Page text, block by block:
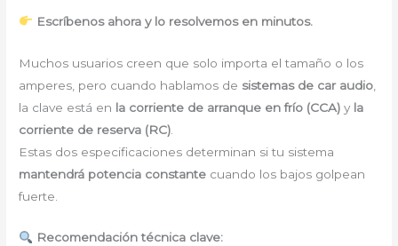
Escríbenos ahora y lo resolvemos en minutos.
Muchos usuarios creen que solo importa el tamaño o los
amperes, pero cuando hablamos de sistemas de car audio
la clave está en la corriente de arranque en frío (CCA) y la
corriente de reserva (RC)
Estas dos especificaciones determinan si tu sistema
mantendrá potencia constante cuando los bajos golpean
fuerte.
Recomendación técnica clave: